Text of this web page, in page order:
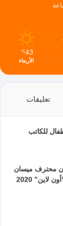
43
℃
الأربعاء
تعليقات
للكاتب
محترف ميسان
المسرحي الدولي للمونودراما “أون لاين” 2020